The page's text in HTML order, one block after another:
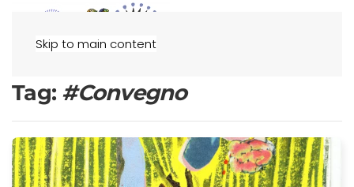
Skip to main content
Tag: #Convegno